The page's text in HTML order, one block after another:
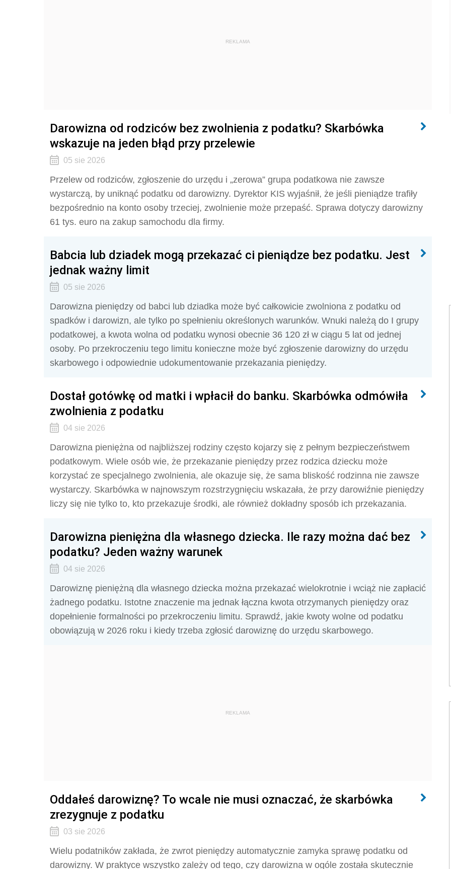
REKLAMA
Darowizna od rodziców bez zwolnienia z podatku? Skarbówka
wskazuje na jeden błąd przy przelewie
05 sie 2026
Przelew od rodziców, zgłoszenie do urzędu i „zerowa” grupa podatkowa nie zawsze
wystarczą, by uniknąć podatku od darowizny. Dyrektor KIS wyjaśnił, że jeśli pieniądze trafiły
bezpośrednio na konto osoby trzeciej, zwolnienie może przepaść. Sprawa dotyczy darowizny
61 tys. euro na zakup samochodu dla firmy.
Babcia lub dziadek mogą przekazać ci pieniądze bez podatku. Jest
jednak ważny limit
05 sie 2026
Darowizna pieniędzy od babci lub dziadka może być całkowicie zwolniona z podatku od
spadków i darowizn, ale tylko po spełnieniu określonych warunków. Wnuki należą do I grupy
podatkowej, a kwota wolna od podatku wynosi obecnie 36 120 zł w ciągu 5 lat od jednej
osoby. Po przekroczeniu tego limitu konieczne może być zgłoszenie darowizny do urzędu
skarbowego i odpowiednie udokumentowanie przekazania pieniędzy.
Dostał gotówkę od matki i wpłacił do banku. Skarbówka odmówiła
zwolnienia z podatku
04 sie 2026
Darowizna pieniężna od najbliższej rodziny często kojarzy się z pełnym bezpieczeństwem
podatkowym. Wiele osób wie, że przekazanie pieniędzy przez rodzica dziecku może
korzystać ze specjalnego zwolnienia, ale okazuje się, że sama bliskość rodzinna nie zawsze
wystarczy. Skarbówka w najnowszym rozstrzygnięciu wskazała, że przy darowiźnie pieniędzy
liczy się nie tylko to, kto przekazuje środki, ale również dokładny sposób ich przekazania.
Darowizna pieniężna dla własnego dziecka. Ile razy można dać bez
podatku? Jeden ważny warunek
04 sie 2026
Darowiznę pieniężną dla własnego dziecka można przekazać wielokrotnie i wciąż nie zapłacić
żadnego podatku. Istotne znaczenie ma jednak łączna kwota otrzymanych pieniędzy oraz
dopełnienie formalności po przekroczeniu limitu. Sprawdź, jakie kwoty wolne od podatku
obowiązują w 2026 roku i kiedy trzeba zgłosić darowiznę do urzędu skarbowego.
REKLAMA
Oddałeś darowiznę? To wcale nie musi oznaczać, że skarbówka
zrezygnuje z podatku
03 sie 2026
Wielu podatników zakłada, że zwrot pieniędzy automatycznie zamyka sprawę podatku od
darowizny. W praktyce wszystko zależy od tego, czy darowizna w ogóle została skutecznie